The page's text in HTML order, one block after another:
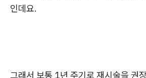
인데요.
그래서 보통 1년 주기로 재시술을 권